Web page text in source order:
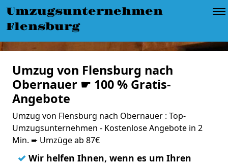
Umzugsunternehmen
Flensburg
Umzug von Flensburg nach
Obernauer ☛ 100 % Gratis-
Angebote
Umzug von Flensburg nach Obernauer : Top-
Umzugsunternehmen - Kostenlose Angebote in 2
Min. ➨ Umzüge ab 87€
✓ Wir helfen Ihnen, wenn es um Ihren